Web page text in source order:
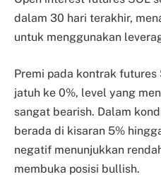
dalam 30 hari terakhir,
untuk menggunakan
Premi pada kontrak futures
jatuh ke 0%, level yang
sangat bearish. Dalam
berada di kisaran 5%
negatif menunjukkan
membuka posisi bullish.